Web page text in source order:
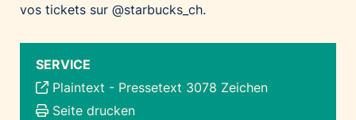
vos tickets sur @starbucks_ch.
SERVICE
Plaintext - Pressetext 3078 Zeichen
Seite drucken